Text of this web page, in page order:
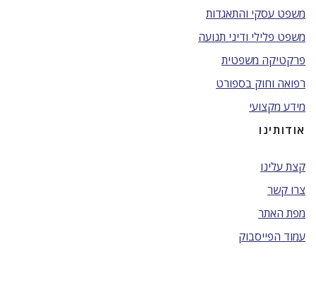
משפט עסקי והתאגדות
משפט פלילי ודיני תנועה
פרקטיקה משפטית
רפואה וחוק בספורט
מידע מקצועי
אודותינו
קצת עלינו
צרו קשר
מפת האתר
עמוד הפייסבוק